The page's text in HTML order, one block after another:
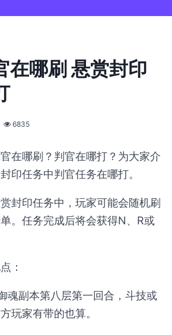
在哪刷 悬赏封印
6835
在哪刷？判官在哪打？为大家介
印任务中判官任务在哪打。
封印任务中，玩家可能会随机刷
。任务完成后将会获得N、R或
：
魂副本第八层第一回合，斗技或
玩家有带的也算。